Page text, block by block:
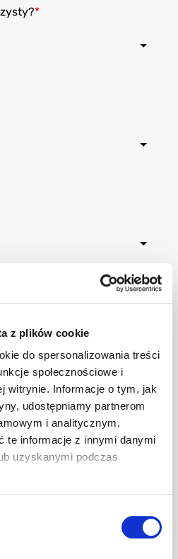
z plików cookie
do spersonalizowania treści
społecznościowe i
witrynie. Informacje o tym, jak
udostępniamy partnerom
i analitycznym.
te informacje z innymi danymi
uzyskanymi podczas